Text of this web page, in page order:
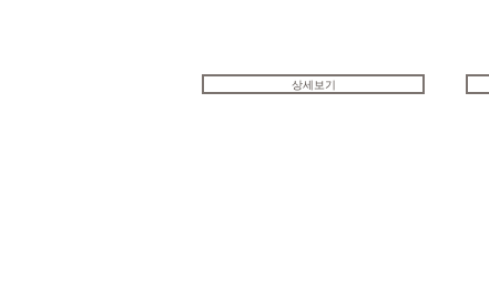
상세보기